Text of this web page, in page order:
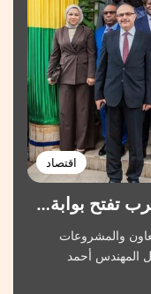
اقتصاد
تفتح بوابة…
والمشروعات
المهندس أحمد